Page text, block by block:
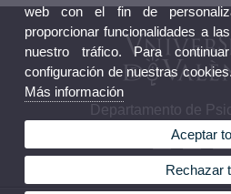
Departamento de
web con el fin de
proporcionar funcionalidades a
nuestro tráfico. Para
configuración de nuestras
Más información
Aceptar
Rechazar